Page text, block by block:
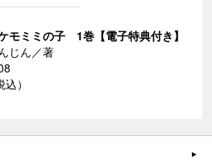
モミミの子 1巻【電子特典付き】
じん／著
）